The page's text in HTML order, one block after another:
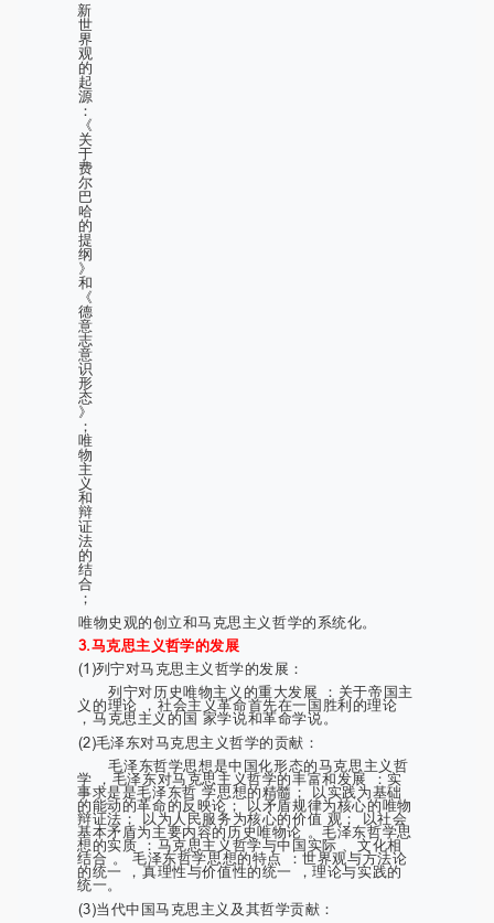
新
世
界
观
的
起
源
：
《
关
于
费
尔
巴
哈
的
提
纲
》
和
《
德
意
志
意
识
形
态
》
；
唯
物
主
义
和
辩
证
法
的
结
合
；
唯物史观的创立和马克思主义哲学的系统化。
3.马克思主义哲学的发展
(1)列宁对马克思主义哲学的发展：
列宁对历史唯物主义的重大发展 ：关于帝国主
义的理论 ，社会主义革命首先在一国胜利的理论
，马克思主义的国 家学说和革命学说。
(2)毛泽东对马克思主义哲学的贡献：
毛泽东哲学思想是中国化形态的马克思主义哲
学 ，毛泽东对马克思主义哲学的丰富和发展 ：实
事求是是毛泽东哲 学思想的精髓； 以实践为基础
的能动的革命的反映论； 以矛盾规律为核心的唯物
辩证法； 以为人民服务为核心的价值 观； 以社会
基本矛盾为主要内容的历史唯物论 。毛泽东哲学思
想的实质 ：马克思主义哲学与中国实际 、文化相
结合 。 毛泽东哲学思想的特点 ：世界观与方法论
的统一 ，真理性与价值性的统一 ，理论与实践的
统一。
(3)当代中国马克思主义及其哲学贡献：